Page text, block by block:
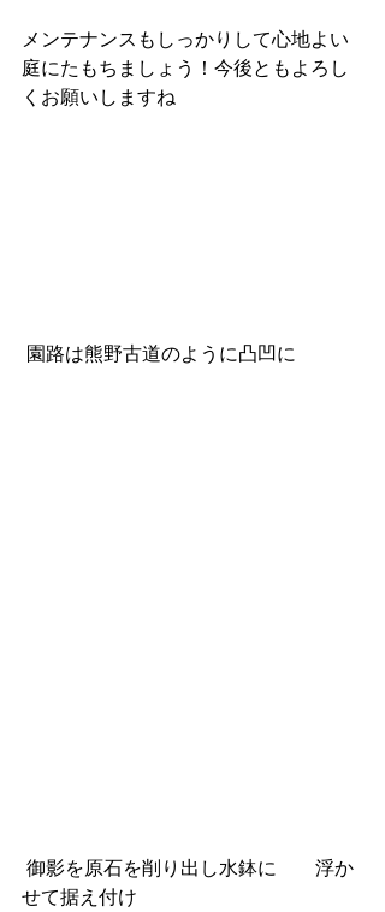
メンテナンスもしっかりして心地よい
庭にたもちましょう！今後ともよろし
くお願いしますね
園路は熊野古道のように凸凹に
せて据え付け